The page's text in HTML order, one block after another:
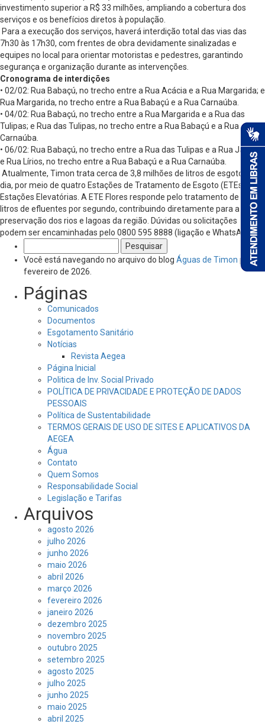
investimento superior a R$ 33 milhões, ampliando a cobertura dos
serviços e os benefícios diretos à população.
Para a execução dos serviços, haverá interdição total das vias das
7h30 às 17h30, com frentes de obra devidamente sinalizadas e
equipes no local para orientar motoristas e pedestres, garantindo
segurança e organização durante as intervenções.
Cronograma de interdições
• 02/02: Rua Babaçú, no trecho entre a Rua Acácia e a Rua Margarida; e
Rua Margarida, no trecho entre a Rua Babaçú e a Rua Carnaúba.
• 04/02: Rua Babaçú, no trecho entre a Rua Margarida e a Rua das
Tulipas; e Rua das Tulipas, no trecho entre a Rua Babaçú e a Rua
Carnaúba.
• 06/02: Rua Babaçú, no trecho entre a Rua das Tulipas e a Rua Jasmin;
e Rua Lírios, no trecho entre a Rua Babaçú e a Rua Carnaúba.
Atualmente, Timon trata cerca de 3,8 milhões de litros de esgoto por
dia, por meio de quatro Estações de Tratamento de Esgoto (ETEs) e 15
Estações Elevatórias. A ETE Flores responde pelo tratamento de 45
litros de efluentes por segundo, contribuindo diretamente para a
preservação dos rios e lagoas da região. Dúvidas ou solicitações
podem ser encaminhadas pelo 0800 595 8888 (ligação e WhatsApp).
por:
Você está navegando no arquivo do blog Águas de Timon por
fevereiro de 2026.
Páginas
Comunicados
Documentos
Esgotamento Sanitário
Notícias
Revista Aegea
Página Inicial
Politica de Inv. Social Privado
POLÍTICA DE PRIVACIDADE E PROTEÇÃO DE DADOS
PESSOAIS
Política de Sustentabilidade
TERMOS GERAIS DE USO DE SITES E APLICATIVOS DA
AEGEA
Água
Contato
Quem Somos
Responsabilidade Social
Legislação e Tarifas
Arquivos
agosto 2026
julho 2026
junho 2026
maio 2026
abril 2026
março 2026
fevereiro 2026
janeiro 2026
dezembro 2025
novembro 2025
outubro 2025
setembro 2025
agosto 2025
julho 2025
junho 2025
maio 2025
abril 2025